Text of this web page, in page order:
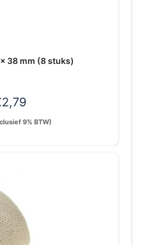
38 mm (8 stuks)
2,79
9% BTW)